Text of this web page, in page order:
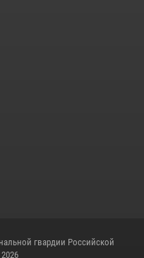
гвардии Российской